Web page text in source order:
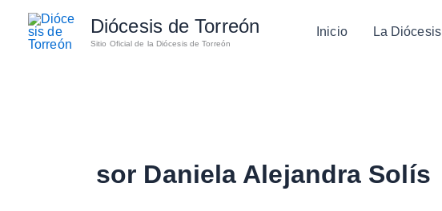
contenido
Diócesis de Torreón
Sitio Oficial de la Diócesis de Torreón
Inicio La Diócesis
sor Daniela Alejandra Solís